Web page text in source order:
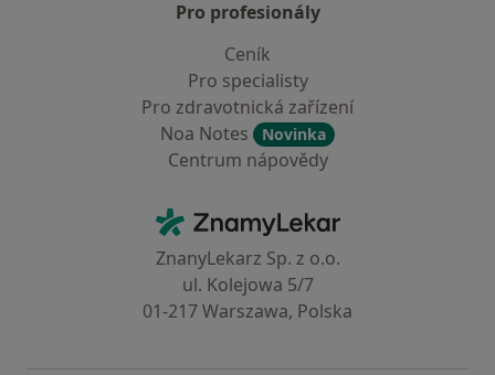
Pro profesionály
Ceník
Pro specialisty
Pro zdravotnická zařízení
Noa Notes
Novinka
Centrum nápovědy
ZnamyLekar - Hlavní stránka
ZnanyLekarz Sp. z o.o.
ul. Kolejowa 5/7
01-217 Warszawa, Polska